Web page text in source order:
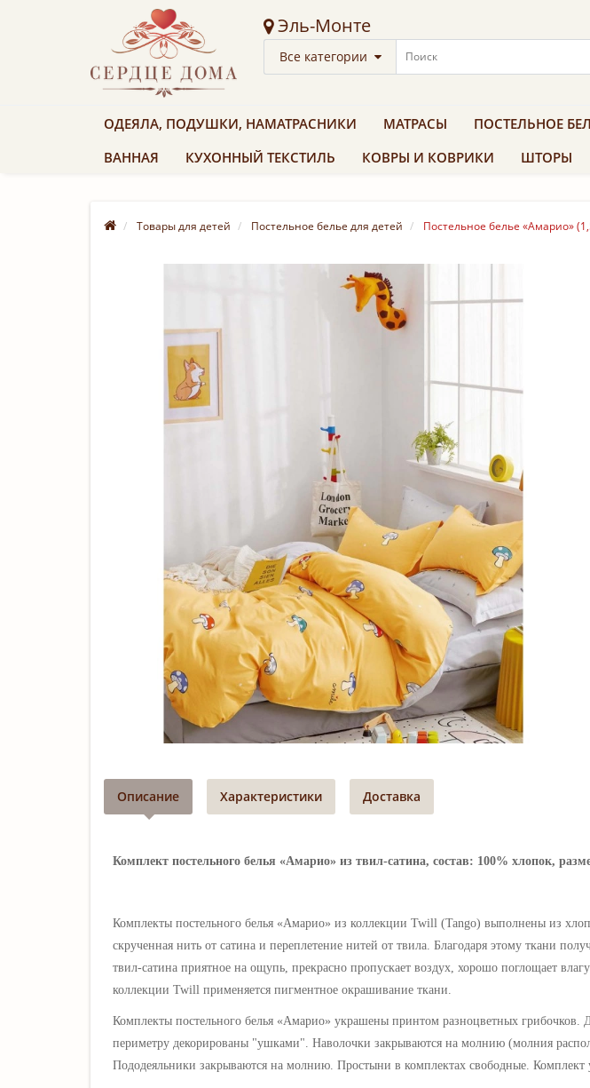
Эль-Монте
Все категории
ОДЕЯЛА, ПОДУШКИ, НАМАТРАСНИКИ МАТРАСЫ ПОСТЕЛЬНОЕ
ВАННАЯ
КУХОННЫЙ ТЕКСТИЛЬ КОВРЫ И КОВРИКИ ШТОРЫ
Товары для детей Постельное белье для детей Постельное белье «Амарио»
Описание Характеристики Доставка
Комплект постельного белья «Амарио» из твил-сатина, состав: 100% хлопок,
Комплекты постельного белья «Амарио» из коллекции Twill (Tango) выполнены из
скрученная нить от сатина и переплетение нитей от твила. Благодаря этому ткани
твил-сатина приятное на ощупь, прекрасно пропускает воздух, хорошо поглощает
коллекции Twill применяется пигментное окрашивание ткани.
Комплекты постельного белья «Амарио» украшены принтом разноцветных грибочков.
периметру декорированы "ушками". Наволочки закрываются на молнию (молния
Пододеяльники закрываются на молнию. Простыни в комплектах свободные. Комплект